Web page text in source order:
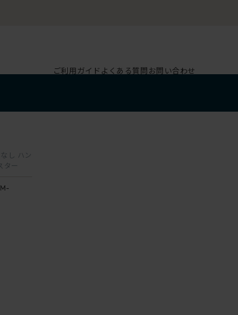
ご利用ガイド よくある質問お問い合わせ
し ハン
ター